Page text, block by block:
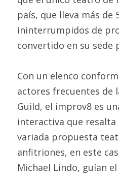
país, que lleva más de
ininterrumpidos de
convertido en su sede
Con un elenco
actores frecuentes de
Guild, el improv8 es
interactiva que resalta
variada propuesta
anfitriones, en este
Michael Lindo, guían